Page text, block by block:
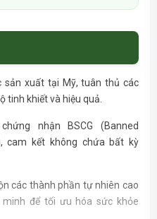
sản xuất tại Mỹ, tuân thủ các
tinh khiết và hiệu quả.
nhận BSCG (Banned
cam kết không chứa bất kỳ
các thành phần tự nhiên cao
để tối ưu hóa sức khỏe